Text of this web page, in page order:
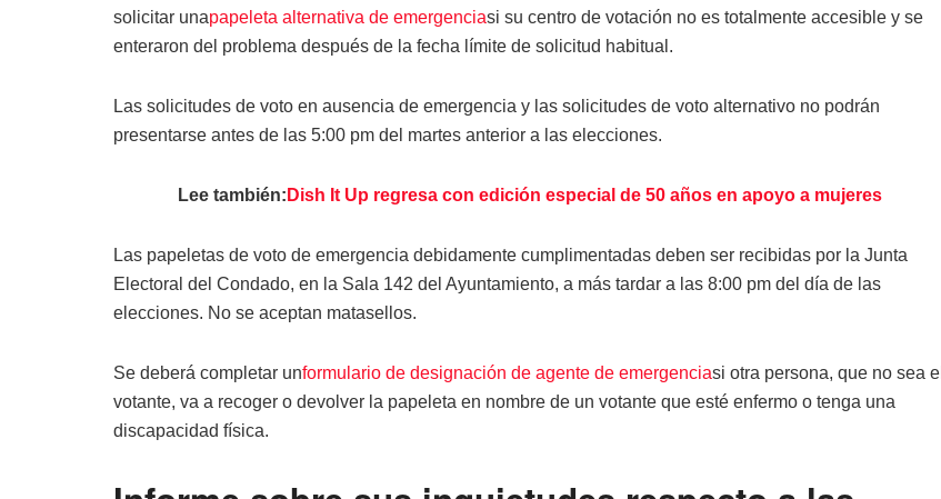
solicitar unapapeleta alternativa de emergenciasi su centro de votación no es totalmente accesible y se
enteraron del problema después de la fecha límite de solicitud habitual.
Las solicitudes de voto en ausencia de emergencia y las solicitudes de voto alternativo no podrán
presentarse antes de las 5:00 pm del martes anterior a las elecciones.
Lee también: Dish It Up regresa con edición especial de 50 años en apoyo a mujeres
Las papeletas de voto de emergencia debidamente cumplimentadas deben ser recibidas por la Junta
Electoral del Condado, en la Sala 142 del Ayuntamiento, a más tardar a las 8:00 pm del día de las
elecciones. No se aceptan matasellos.
Se deberá completar unformulario de designación de agente de emergenciasi otra persona, que no sea el
votante, va a recoger o devolver la papeleta en nombre de un votante que esté enfermo o tenga una
discapacidad física.